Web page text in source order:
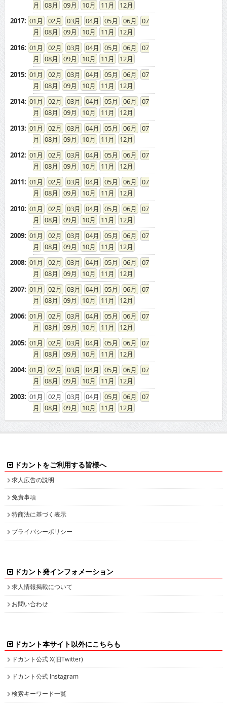
08
09 10 11
12
2017: 01 02 03 04 05 06
07
08
09 10 11
12
2016: 01 02 03 04 05 06
07
08
09 10 11
12
2015: 01 02 03 04 05 06
07
08
09 10 11
12
2014: 01 02 03 04 05 06
07
08
09 10 11
12
2013: 01 02 03 04 05 06
07
08
09 10 11
12
2012: 01 02 03 04 05 06
07
08
09 10 11
12
2011: 01 02 03 04 05 06
07
08
09 10 11
12
2010: 01 02 03 04 05 06
07
08
09 10 11
12
2009: 01 02 03 04 05 06
07
08
09 10 11
12
2008: 01 02 03 04 05 06
07
08
09 10 11
12
2007: 01 02 03 04 05 06
07
08
09 10 11
12
2006: 01 02 03 04 05 06
07
08
09 10 11
12
2005: 01 02 03 04 05 06
07
08
09 10 11
12
2004: 01 02 03 04 05 06
07
08
09 10 11
12
2003: 01 02 03 04 05 06
07
08
09 10 11 12
ドカントをご利用する皆様へ
求人広告の説明
免責事項
特商法に基づく表示
プライバシーポリシー
ドカント発インフォメーション
求人情報掲載について
お問い合わせ
ドカント本サイト以外にこちらも
ドカント公式 X(旧Twitter)
ドカント公式 Instagram
検索キーワード一覧